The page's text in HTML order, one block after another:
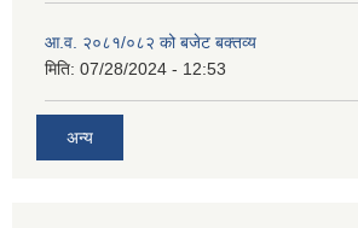
आ.व. २०८१/०८२ को बजेट बक्तव्य
मिति: 07/28/2024 - 12:53
अन्य